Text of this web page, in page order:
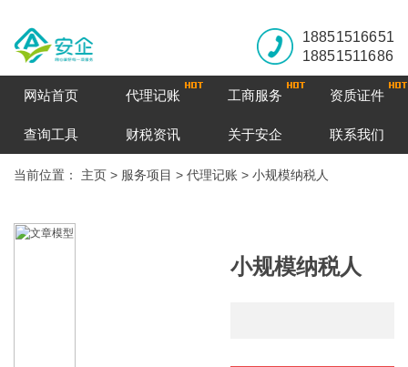
18851516651
18851511686
网站首页 代理记账 工商服务 资质证件
查询工具 财税资讯 关于安企 联系我们
当前位置： 主页 > 服务项目 > 代理记账 > 小规模纳税人
小规模纳税人